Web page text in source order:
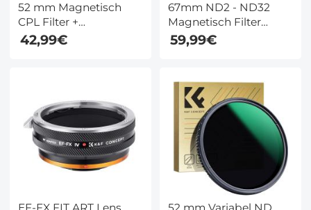
52 mm Magnetisch
CPL Filter +
Magnetische Basisring
Kit Waterdicht
Xcel Serie
42,99€
67mm ND2 - ND32
Magnetisch Filter
Variabel ND Filter (1-5
Stops) 28 Meerlaagse
Serie
59,99€